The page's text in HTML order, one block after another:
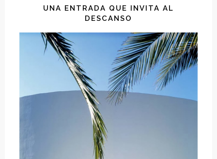
UNA ENTRADA QUE INVITA AL
DESCANSO